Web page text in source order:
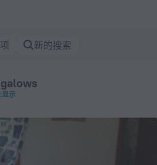
新的搜索
显示
塔纳岛 — 立即在 ZenHotels.com 预